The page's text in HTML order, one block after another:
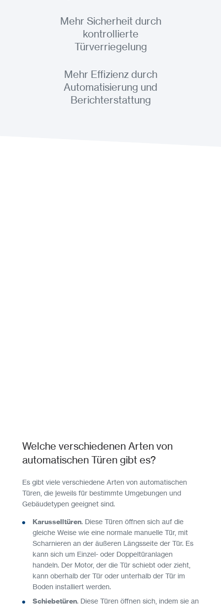
Mehr Sicherheit durch
kontrollierte
Türverriegelung
Mehr Effizienz durch
Automatisierung und
Berichterstattung
Welche verschiedenen Arten von
automatischen Türen gibt es?
Es gibt viele verschiedene Arten von automatischen
Türen, die jeweils für bestimmte Umgebungen und
Gebäudetypen geeignet sind.
Karusselltüren. Diese Türen öffnen sich auf die
gleiche Weise wie eine normale manuelle Tür, mit
Scharnieren an der äußeren Längsseite der Tür. Es
kann sich um Einzel- oder Doppeltüranlagen
handeln. Der Motor, der die Tür schiebt oder zieht,
kann oberhalb der Tür oder unterhalb der Tür im
Boden installiert werden.
Schiebetüren. Diese Türen öffnen sich, indem sie an